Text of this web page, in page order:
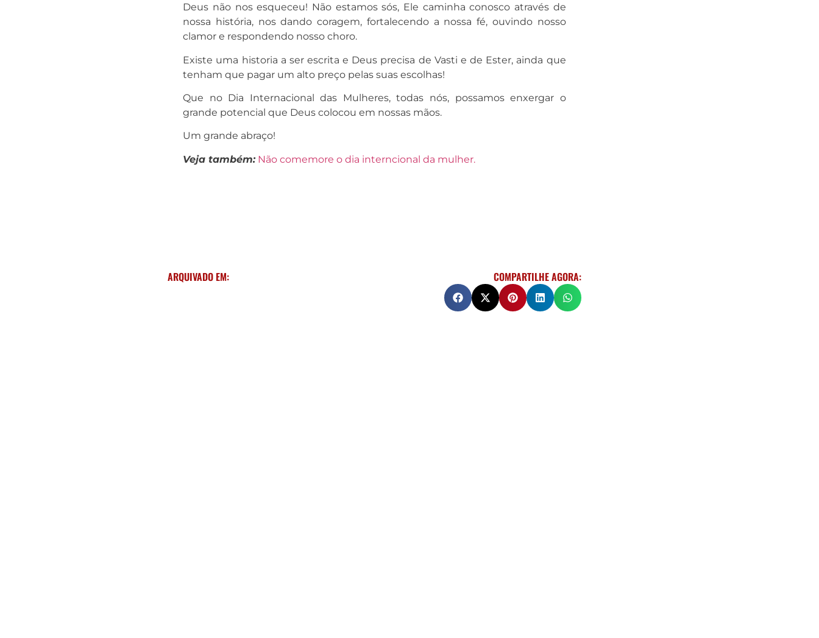
Deus não nos esqueceu! Não estamos sós, Ele caminha conosco através de
nossa história, nos dando coragem, fortalecendo a nossa fé, ouvindo nosso
clamor e respondendo nosso choro.
Existe uma historia a ser escrita e Deus precisa de Vasti e de Ester, ainda que
tenham que pagar um alto preço pelas suas escolhas!
Que no Dia Internacional das Mulheres, todas nós, possamos enxergar o
grande potencial que Deus colocou em nossas mãos.
Um grande abraço!
Veja também: Não comemore o dia interncional da mulher.
ARQUIVADO EM: COMPARTILHE AGORA: